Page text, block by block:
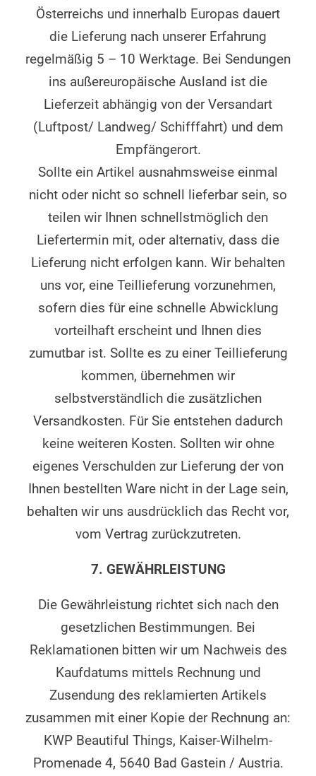
Österreichs und innerhalb Europas dauert
die Lieferung nach unserer Erfahrung
regelmäßig 5 – 10 Werktage. Bei Sendungen
ins außereuropäische Ausland ist die
Lieferzeit abhängig von der Versandart
(Luftpost/ Landweg/ Schifffahrt) und dem
Empfängerort.
Sollte ein Artikel ausnahmsweise einmal
nicht oder nicht so schnell lieferbar sein, so
teilen wir Ihnen schnellstmöglich den
Liefertermin mit, oder alternativ, dass die
Lieferung nicht erfolgen kann. Wir behalten
uns vor, eine Teillieferung vorzunehmen,
sofern dies für eine schnelle Abwicklung
vorteilhaft erscheint und Ihnen dies
zumutbar ist. Sollte es zu einer Teillieferung
kommen, übernehmen wir
selbstverständlich die zusätzlichen
Versandkosten. Für Sie entstehen dadurch
keine weiteren Kosten. Sollten wir ohne
eigenes Verschulden zur Lieferung der von
Ihnen bestellten Ware nicht in der Lage sein,
behalten wir uns ausdrücklich das Recht vor,
vom Vertrag zurückzutreten.
7. GEWÄHRLEISTUNG
Die Gewährleistung richtet sich nach den
gesetzlichen Bestimmungen. Bei
Reklamationen bitten wir um Nachweis des
Kaufdatums mittels Rechnung und
Zusendung des reklamierten Artikels
zusammen mit einer Kopie der Rechnung an:
KWP Beautiful Things, Kaiser-Wilhelm-
Promenade 4, 5640 Bad Gastein / Austria.